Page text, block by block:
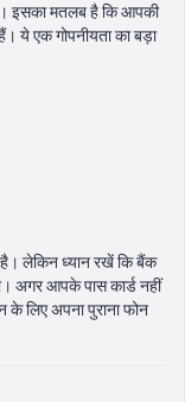
इसका मतलब है कि आपकी
ये एक गोपनीयता का बड़ा
लेकिन ध्यान रखें कि बैंक
अगर आपके पास कार्ड नहीं
अपना पुराना फोन